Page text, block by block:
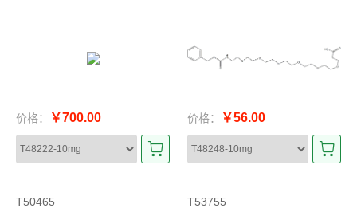
价格： ￥700.00 价格： ￥56.00
T50465
T53755